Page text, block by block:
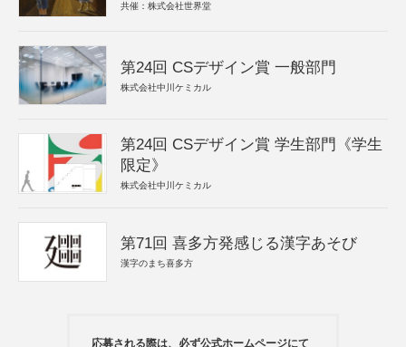
共催：株式会社世界堂
第24回 CSデザイン賞 一般部門
株式会社中川ケミカル
第24回 CSデザイン賞 学生部門《学生
限定》
株式会社中川ケミカル
第71回 喜多方発感じる漢字あそび
漢字のまち喜多方
応募される際は、必ず公式ホームページにて